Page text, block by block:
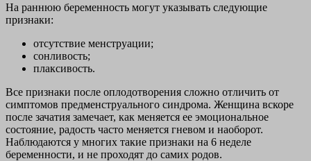
На раннюю беременность могут указывать следующие
признаки:
отсутствие менструации;
сонливость;
плаксивость.
Все признаки после оплодотворения сложно отличить от
симптомов предменструального синдрома. Женщина вскоре
после зачатия замечает, как меняется ее эмоциональное
состояние, радость часто меняется гневом и наоборот.
Наблюдаются у многих такие признаки на 6 неделе
беременности, и не проходят до самих родов.